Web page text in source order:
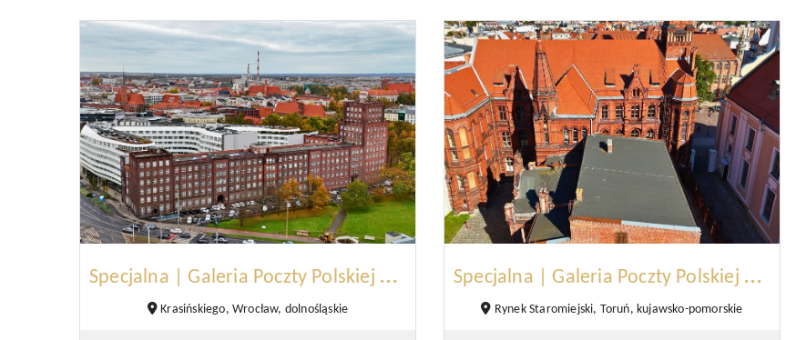
S
pecjalna | Galeria Poczty Polskiej | Wrocław
Krasińskiego, Wrocław, dolnośląskie
S
pecjalna | Galeria Poczty Polskiej | Toruń
Rynek Staromiejski, Toruń, kujawsko-pomorskie